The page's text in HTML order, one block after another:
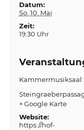
Datum:
So. 10. Mai
Zeit:
19:30 Uhr
Kammermusiksaal
+ Google Karte
Website:
https://hof-